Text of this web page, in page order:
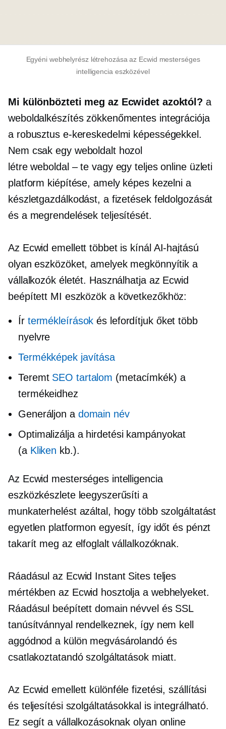
Egyéni webhelyrész létrehozása az Ecwid mesterséges
intelligencia eszközével
Mi különbözteti meg az Ecwidet azoktól? a
weboldalkészítés zökkenőmentes integrációja
a robusztus e-kereskedelmi képességekkel.
Nem csak egy weboldalt hozol
létreweboldal – te vagyegy teljes online üzleti
platform kiépítése, amely képes kezelni a
készletgazdálkodást, a fizetések feldolgozását
és a megrendelések teljesítését.
Az Ecwid emellett többet is kínál AI-hajtású
olyan eszközöket, amelyek megkönnyítik a
vállalkozók életét. Használhatja az Ecwid
beépített MI eszközök a következőkhöz:
Ír termékleírások és lefordítjuk őket több
nyelvre
Termékképek javítása
Teremt SEO tartalom (metacímkék) a
termékeidhez
Generáljon a domain név
Optimalizálja a hirdetési kampányokat
(a Kliken kb.).
Az Ecwid mesterséges intelligencia
eszközkészlete leegyszerűsíti a
munkaterhelést azáltal, hogy több szolgáltatást
egyetlen platformon egyesít, így időt és pénzt
takarít meg az elfoglalt vállalkozóknak.
Ráadásul az Ecwid Instant Sites teljes
mértékben az Ecwid hosztolja a webhelyeket.
Ráadásul beépített domain névvel és SSL
tanúsítvánnyal rendelkeznek, így nem kell
aggódnod a külön megvásárolandó és
csatlakoztatandó szolgáltatások miatt.
Az Ecwid emellett különféle fizetési, szállítási
és teljesítési szolgáltatásokkal is integrálható.
Ez segít a vállalkozásoknak olyan online